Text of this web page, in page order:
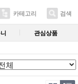
카테고리 검색
관심상품